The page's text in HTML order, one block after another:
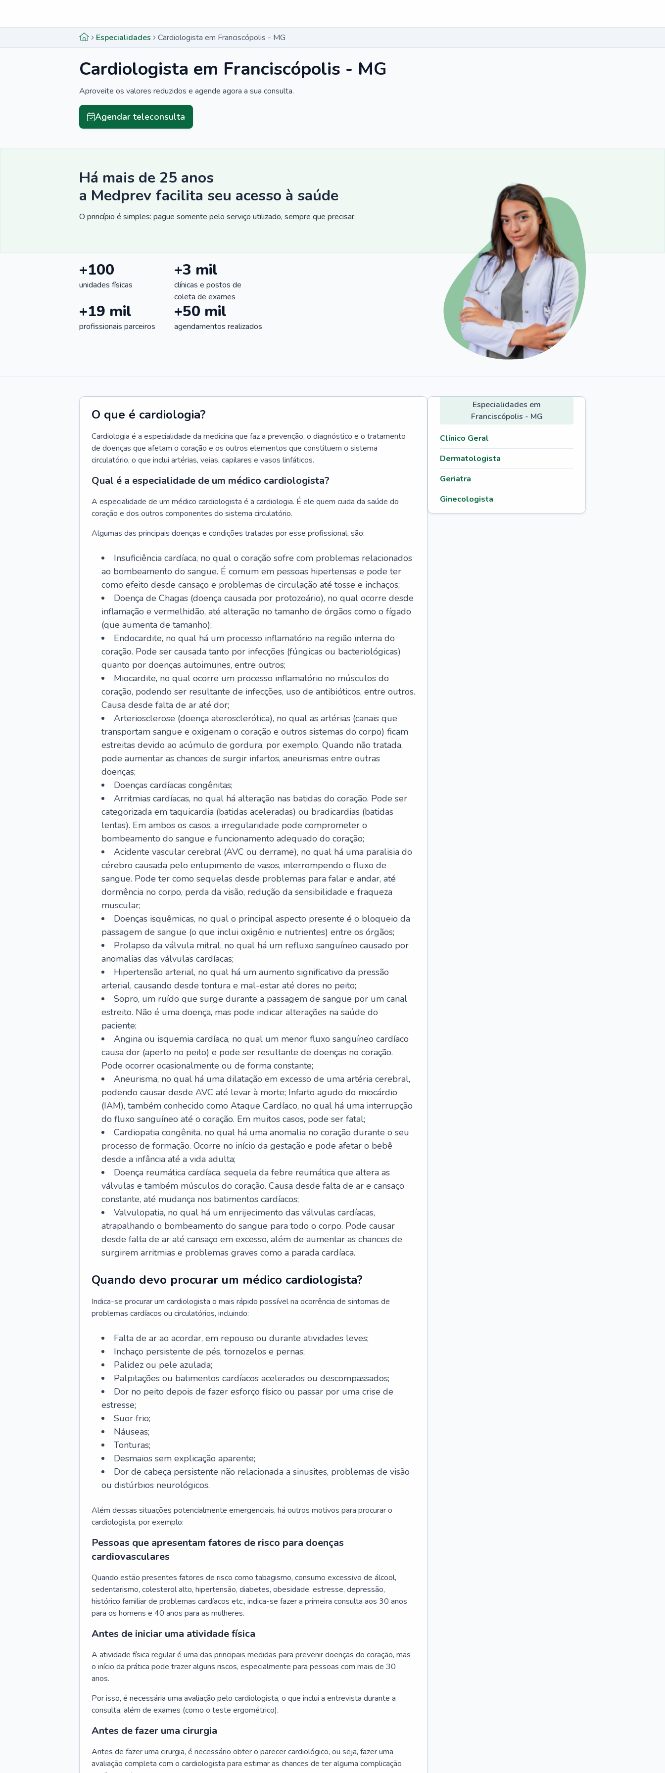
Especialidades Cardiologista em Franciscópolis - MG
Cardiologista em Franciscópolis - MG
Aproveite os valores reduzidos e agende agora a sua consulta.
Agendar teleconsulta
Há mais de 25 anos
a Medprev facilita seu acesso à saúde
O princípio é simples: pague somente pelo serviço utilizado, sempre que precisar.
+100
unidades físicas
+3 mil
clínicas e postos de
coleta de exames
+19 mil
profissionais parceiros
+50 mil
agendamentos realizados
O que é cardiologia?
Cardiologia é a especialidade da medicina que faz a prevenção, o diagnóstico e o tratamento
de doenças que afetam o coração e os outros elementos que constituem o sistema
circulatório, o que inclui artérias, veias, capilares e vasos linfáticos.
Qual é a especialidade de um médico cardiologista?
A especialidade de um médico cardiologista é a cardiologia. É ele quem cuida da saúde do
coração e dos outros componentes do sistema circulatório.
Algumas das principais doenças e condições tratadas por esse profissional, são:
Insuficiência cardíaca, no qual o coração sofre com problemas relacionados
ao bombeamento do sangue. É comum em pessoas hipertensas e pode ter
como efeito desde cansaço e problemas de circulação até tosse e inchaços;
Doença de Chagas (doença causada por protozoário), no qual ocorre desde
inflamação e vermelhidão, até alteração no tamanho de órgãos como o fígado
(que aumenta de tamanho);
Endocardite, no qual há um processo inflamatório na região interna do
coração. Pode ser causada tanto por infecções (fúngicas ou bacteriológicas)
quanto por doenças autoimunes, entre outros;
Miocardite, no qual ocorre um processo inflamatório no músculos do
coração, podendo ser resultante de infecções, uso de antibióticos, entre outros.
Causa desde falta de ar até dor;
Arteriosclerose (doença aterosclerótica), no qual as artérias (canais que
transportam sangue e oxigenam o coração e outros sistemas do corpo) ficam
estreitas devido ao acúmulo de gordura, por exemplo. Quando não tratada,
pode aumentar as chances de surgir infartos, aneurismas entre outras
doenças;
Doenças cardíacas congênitas;
Arritmias cardíacas, no qual há alteração nas batidas do coração. Pode ser
categorizada em taquicardia (batidas aceleradas) ou bradicardias (batidas
lentas). Em ambos os casos, a irregularidade pode comprometer o
bombeamento do sangue e funcionamento adequado do coração;
Acidente vascular cerebral (AVC ou derrame), no qual há uma paralisia do
cérebro causada pelo entupimento de vasos, interrompendo o fluxo de
sangue. Pode ter como sequelas desde problemas para falar e andar, até
dormência no corpo, perda da visão, redução da sensibilidade e fraqueza
muscular;
Doenças isquêmicas, no qual o principal aspecto presente é o bloqueio da
passagem de sangue (o que inclui oxigênio e nutrientes) entre os órgãos;
Prolapso da válvula mitral, no qual há um refluxo sanguíneo causado por
anomalias das válvulas cardíacas;
Hipertensão arterial, no qual há um aumento significativo da pressão
arterial, causando desde tontura e mal-estar até dores no peito;
Sopro, um ruído que surge durante a passagem de sangue por um canal
estreito. Não é uma doença, mas pode indicar alterações na saúde do
paciente;
Angina ou isquemia cardíaca, no qual um menor fluxo sanguíneo cardíaco
causa dor (aperto no peito) e pode ser resultante de doenças no coração.
Pode ocorrer ocasionalmente ou de forma constante;
Aneurisma, no qual há uma dilatação em excesso de uma artéria cerebral,
podendo causar desde AVC até levar à morte; Infarto agudo do miocárdio
(IAM), também conhecido como Ataque Cardíaco, no qual há uma interrupção
do fluxo sanguíneo até o coração. Em muitos casos, pode ser fatal;
Cardiopatia congênita, no qual há uma anomalia no coração durante o seu
processo de formação. Ocorre no início da gestação e pode afetar o bebê
desde a infância até a vida adulta;
Doença reumática cardíaca, sequela da febre reumática que altera as
válvulas e também músculos do coração. Causa desde falta de ar e cansaço
constante, até mudança nos batimentos cardíacos;
Valvulopatia, no qual há um enrijecimento das válvulas cardíacas,
atrapalhando o bombeamento do sangue para todo o corpo. Pode causar
desde falta de ar até cansaço em excesso, além de aumentar as chances de
surgirem arritmias e problemas graves como a parada cardíaca.
Quando devo procurar um médico cardiologista?
Indica-se procurar um cardiologista o mais rápido possível na ocorrência de sintomas de
problemas cardíacos ou circulatórios, incluindo:
Falta de ar ao acordar, em repouso ou durante atividades leves;
Inchaço persistente de pés, tornozelos e pernas;
Palidez ou pele azulada;
Palpitações ou batimentos cardíacos acelerados ou descompassados;
Dor no peito depois de fazer esforço físico ou passar por uma crise de
estresse;
Suor frio;
Náuseas;
Tonturas;
Desmaios sem explicação aparente;
Dor de cabeça persistente não relacionada a sinusites, problemas de visão
ou distúrbios neurológicos.
Além dessas situações potencialmente emergenciais, há outros motivos para procurar o
cardiologista, por exemplo:
Pessoas que apresentam fatores de risco para doenças
cardiovasculares
Quando estão presentes fatores de risco como tabagismo, consumo excessivo de álcool,
sedentarismo, colesterol alto, hipertensão, diabetes, obesidade, estresse, depressão,
histórico familiar de problemas cardíacos etc., indica-se fazer a primeira consulta aos 30 anos
para os homens e 40 anos para as mulheres.
Antes de iniciar uma atividade física
A atividade física regular é uma das principais medidas para prevenir doenças do coração, mas
o início da prática pode trazer alguns riscos, especialmente para pessoas com mais de 30
anos.
Por isso, é necessária uma avaliação pelo cardiologista, o que inclui a entrevista durante a
consulta, além de exames (como o teste ergométrico).
Antes de fazer uma cirurgia
Antes de fazer uma cirurgia, é necessário obter o parecer cardiológico, ou seja, fazer uma
avaliação completa com o cardiologista para estimar as chances de ter alguma complicação
Especialidades em
Franciscópolis - MG
Clínico Geral
Dermatologista
Geriatra
Ginecologista